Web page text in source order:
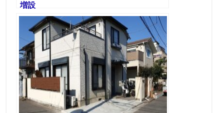
増設